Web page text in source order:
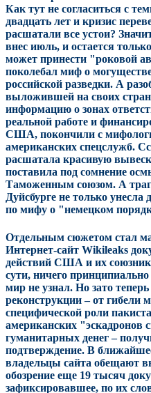
Как тут не согласиться с
двадцать лет и кризис
расшатали все устои?
внес июль, и остается
может принести "роковой
поколебал миф о
российской разведки. А
выложившей на своих
информацию о зонах
реальной работе и
США, покончили с
американских спецслужб.
расшатала красивую
поставила под сомнение
Таможенным союзом. А
Дуйсбурге не только
по мифу о "немецком
Отдельным сюжетом стал
Интернет-сайт Wikileaks
действий США и их
сути, ничего
мир не узнал. Но зато
реконструкции – от гибели
специфической роли
американских "эскадронов
гуманитарных денег –
подтверждение. В
владельцы сайта обещают
обозрение еще 19 тысяч
зафиксировавшее, по их